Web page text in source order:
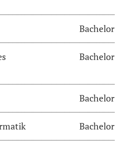
Bachelor
Bachelor
Bachelor
Bachelor